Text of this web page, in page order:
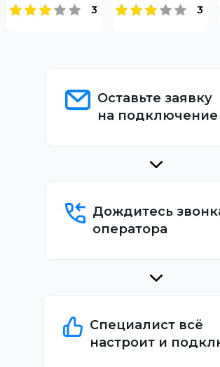
3
3
Оставьте заявку
на подключение
Дождитесь
оператора
Специалист всё
настроит и